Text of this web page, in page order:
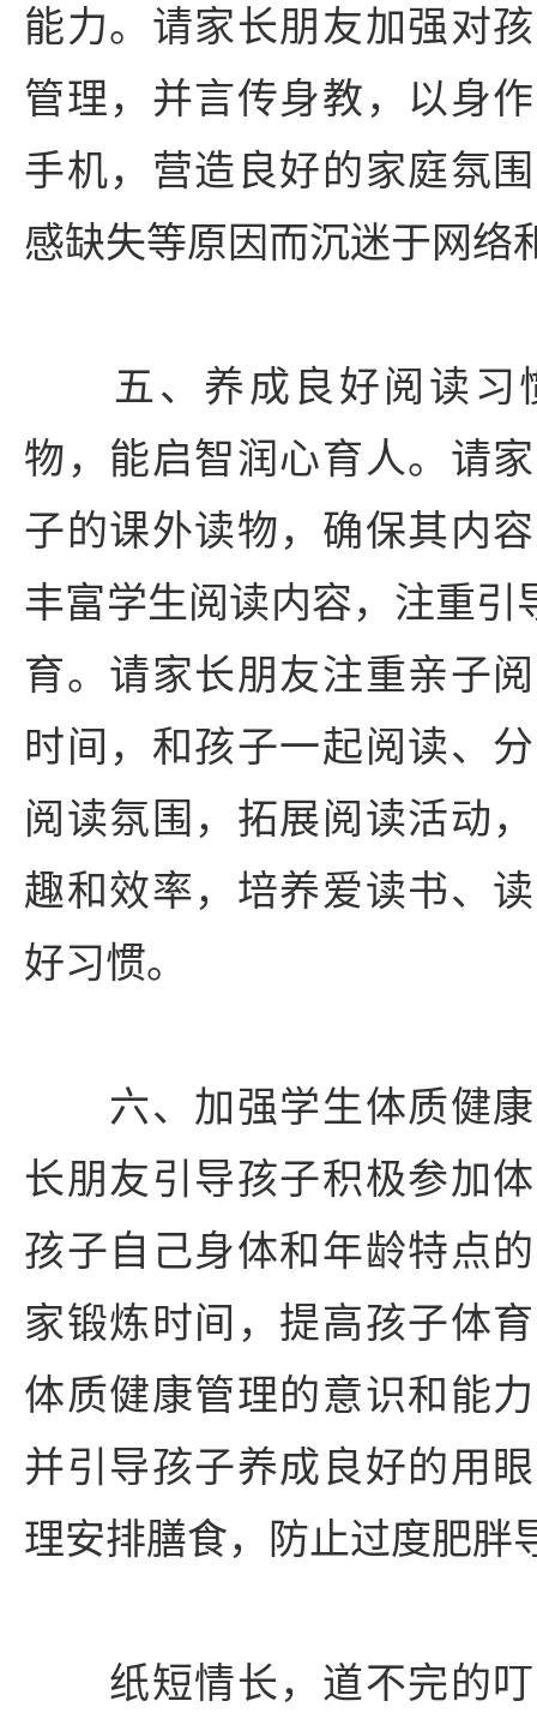
能力。请家长朋友加强对
管理，并言传身教，以身
手机，营造良好的家庭氛
感缺失等原因而沉迷于网络
五、养成良好阅读习
物，能启智润心育人。请
子的课外读物，确保其内
丰富学生阅读内容，注重引
育。请家长朋友注重亲子
时间，和孩子一起阅读、
阅读氛围，拓展阅读活动
趣和效率，培养爱读书、
好习惯。
六、加强学生体质健康
长朋友引导孩子积极参加
孩子自己身体和年龄特点
家锻炼时间，提高孩子体
体质健康管理的意识和能
并引导孩子养成良好的用
理安排膳食，防止过度肥胖
纸短情长，道不完的叮